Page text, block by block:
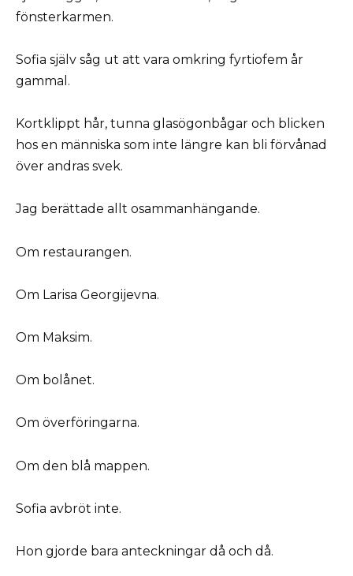
fönsterkarmen.
Sofia själv såg ut att vara omkring fyrtiofem år
gammal.
Kortklippt hår, tunna glasögonbågar och blicken
hos en människa som inte längre kan bli förvånad
över andras svek.
Jag berättade allt osammanhängande.
Om restaurangen.
Om Larisa Georgijevna.
Om Maksim.
Om bolånet.
Om överföringarna.
Om den blå mappen.
Sofia avbröt inte.
Hon gjorde bara anteckningar då och då.